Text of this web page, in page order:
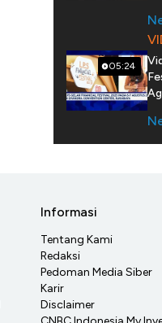
05:24
Informasi
Tentang Kami
Redaksi
Pedoman Media Siber
Karir
Disclaimer